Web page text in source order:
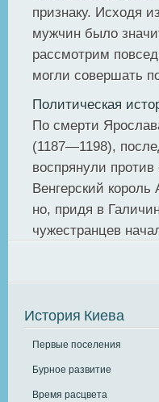
признаку. Исходя
мужчин было
рассмотрим
могли совершать
Политическая
По смерти
(1187—1198),
воспрянули
Венгерский
но, придя в
чужестранцев
История Киева
Первые поселения
Бурное развитие
Время расцвета